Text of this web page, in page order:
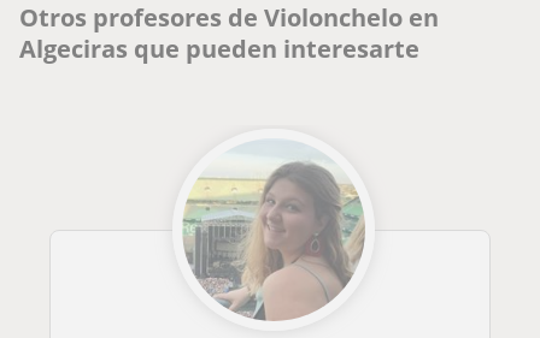
Otros profesores de Violonchelo en
Algeciras que pueden interesarte